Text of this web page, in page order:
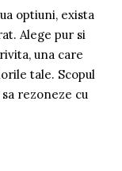
optiuni, exista
Alege pur si
una care
tale. Scopul
rezoneze cu